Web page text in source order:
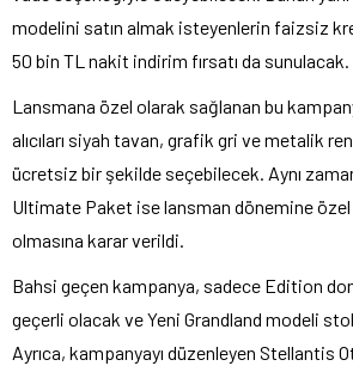
modelini satın almak isteyenlerin faizsiz
50 bin TL nakit indirim fırsatı da sunulacak.
Lansmana özel olarak sağlanan bu
alıcıları siyah tavan, grafik gri ve metalik
ücretsiz bir şekilde seçebilecek. Aynı
Ultimate Paket ise lansman dönemine özel
olmasına karar verildi.
Bahsi geçen kampanya, sadece Edition
geçerli olacak ve Yeni Grandland modeli
Ayrıca, kampanyayı düzenleyen Stellantis